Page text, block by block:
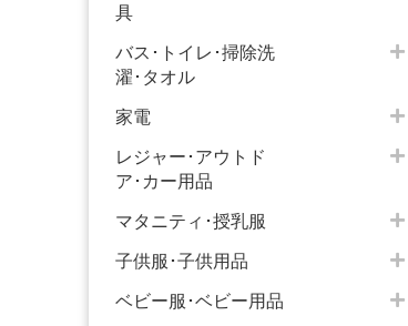
具
バス･トイレ･掃除洗
濯･タオル
家電
レジャー･アウトド
ア･カー用品
マタニティ･授乳服
子供服･子供用品
ベビー服･ベビー用品